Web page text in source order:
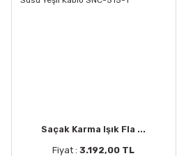
Saçak Karma Işık Fla ...
Fiyat :3.192,00 TL